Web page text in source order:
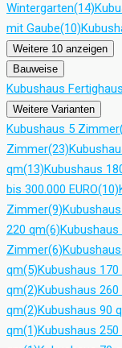
Wintergarten(14)
mit Gaube(10)
Weitere 10 anzeigen
Bauweise
Kubushaus Fertighaus
Weitere Varianten
Kubushaus 5 Zimmer
Zimmer(23)
qm(13)Kubushaus
bis 300.000 EURO(10)
Zimmer(9)
220 qm(6)
Zimmer(6)
qm(5)Kubushaus 170
qm(2)Kubushaus 260
qm(2)Kubushaus 90
qm(1)Kubushaus 250